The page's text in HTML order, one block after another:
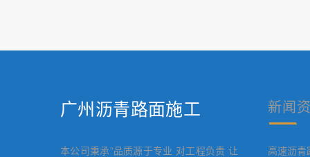
广州沥青路面施工
本公司秉承“品质源于专业 对工程负责 让
新闻
高速沥青